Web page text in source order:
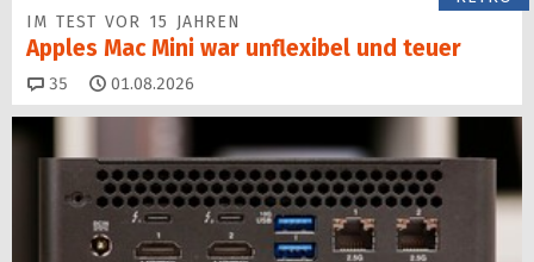
IM TEST VOR 15 JAHREN
Apples Mac Mini war unflexibel und teuer
35 Kommentare
01.08.2026